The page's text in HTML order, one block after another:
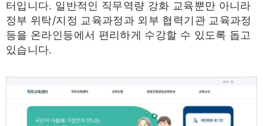
터입니다. 일반적인 직무역량 강화 교육뿐만 아니라
정부 위탁/지정 교육과정과 외부 협력기관 교육과정
등을 온라인등에서 편리하게 수강할 수 있도록 돕고
있습니다.